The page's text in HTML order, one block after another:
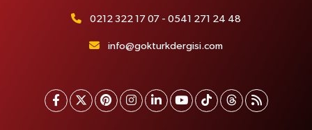
0212 322 17 07 - 0541 271 24 48
info@gokturkdergisi.com